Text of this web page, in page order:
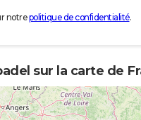
notrepolitique de confidentialité.
sur la carte de